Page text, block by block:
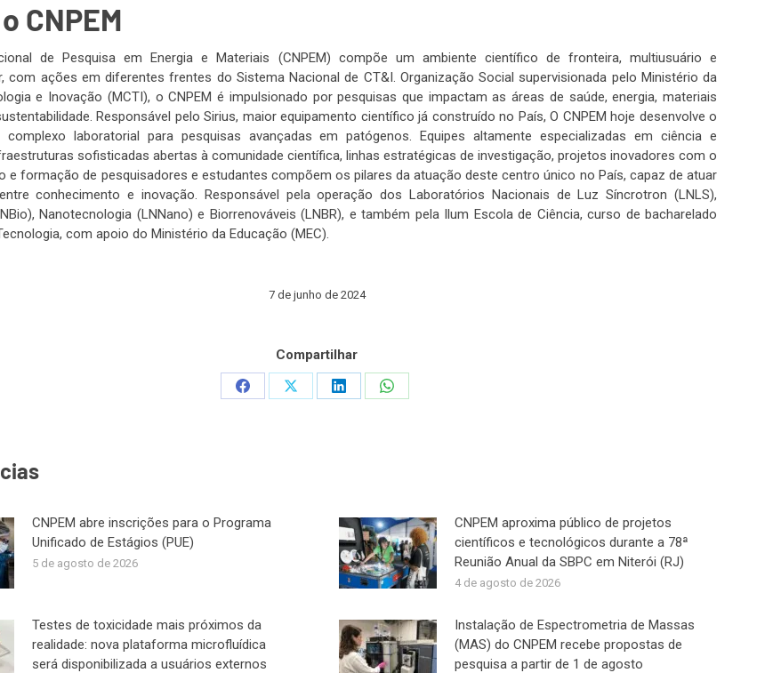
CNPEM
de Pesquisa em Energia e Materiais (CNPEM) compõe um ambiente científico de fronteira, multiusuário e
com ações em diferentes frentes do Sistema Nacional de CT&I. Organização Social supervisionada pelo Ministério da
e Inovação (MCTI), o CNPEM é impulsionado por pesquisas que impactam as áreas de saúde, energia, materiais
Responsável pelo Sirius, maior equipamento científico já construído no País, O CNPEM hoje desenvolve o
complexo laboratorial para pesquisas avançadas em patógenos. Equipes altamente especializadas em ciência e
sofisticadas abertas à comunidade científica, linhas estratégicas de investigação, projetos inovadores com o
e formação de pesquisadores e estudantes compõem os pilares da atuação deste centro único no País, capaz de atuar
conhecimento e inovação. Responsável pela operação dos Laboratórios Nacionais de Luz Síncrotron (LNLS),
Nanotecnologia (LNNano) e Biorrenováveis (LNBR), e também pela Ilum Escola de Ciência, curso de bacharelado
com apoio do Ministério da Educação (MEC).
7 de junho de 2024
Compartilhar
Share
Share
Share
Share
CNPEM abre inscrições para o Programa
Unificado de Estágios (PUE)
5 de agosto de 2026
CNPEM aproxima público de projetos
científicos e tecnológicos durante a 78ª
Reunião Anual da SBPC em Niterói (RJ)
4 de agosto de 2026
Testes de toxicidade mais próximos da
realidade: nova plataforma microfluídica
será disponibilizada a usuários externos
Instalação de Espectrometria de Massas
(MAS) do CNPEM recebe propostas de
pesquisa a partir de 1 de agosto